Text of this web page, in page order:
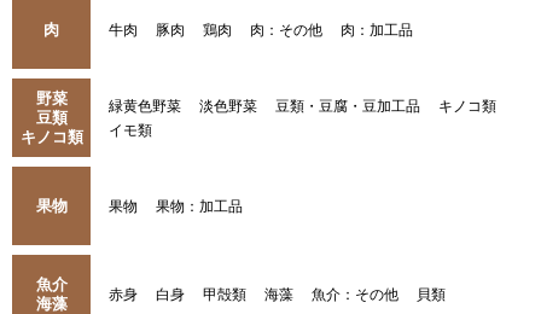
肉 牛肉 豚肉 鶏肉 肉：その他 肉：加工品
野菜
豆類
キノコ類
緑黄色野菜 淡色野菜 豆類・豆腐・豆加工品
キノコ類
イモ類
果物 果物 果物：加工品
魚介
海藻
赤身 白身 甲殻類 海藻 魚介：その他 貝類